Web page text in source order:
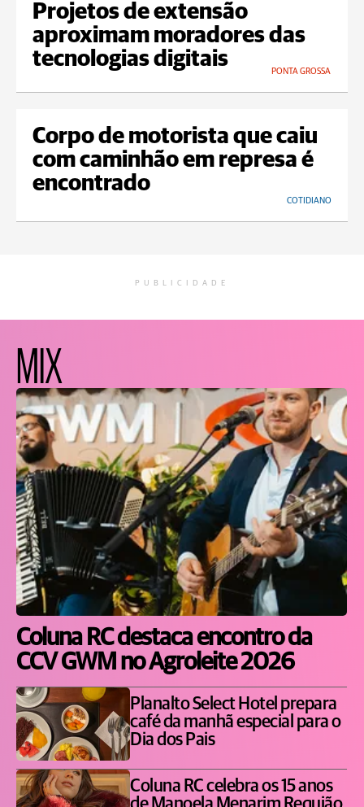
Projetos de extensão
aproximam moradores das
tecnologias digitais
PONTA GROSSA
Corpo de motorista que caiu
com caminhão em represa é
encontrado
COTIDIANO
PUBLICIDADE
MIX
Coluna RC destaca encontro da
CCV GWM no Agroleite 2026
Planalto Select Hotel prepara
café da manhã especial para o
Dia dos Pais
Coluna RC celebra os 15 anos